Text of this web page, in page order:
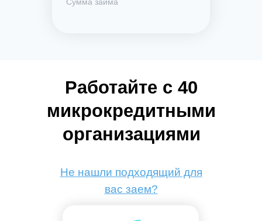
Работайте с 40
микрокредитными
организациями
Не нашли подходящий для
вас заем?